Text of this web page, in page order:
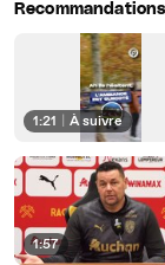
Recommandations
1:21 À suivre
1:57